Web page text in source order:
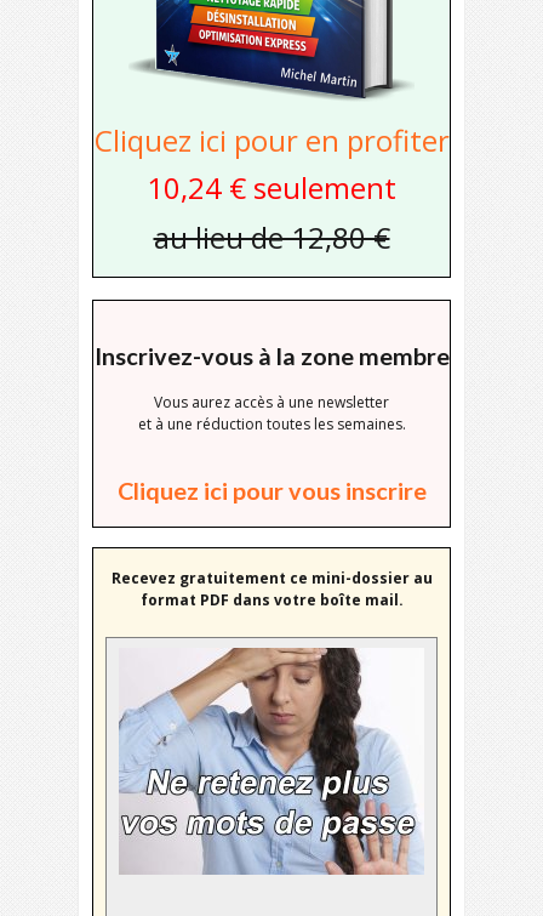
Cliquez ici pour en profiter
10,24 € seulement
au lieu de 12,80 €
Inscrivez-vous à la zone membre
Vous aurez accès à une newsletter
et à une réduction toutes les semaines.
Cliquez ici pour vous inscrire
Recevez gratuitement ce mini-dossier au
format PDF dans votre boîte mail.